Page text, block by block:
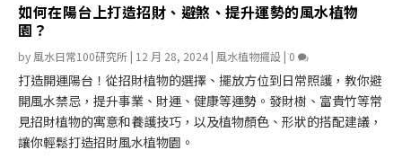
如何在陽台上打造招財、避煞、提升運勢的風水植物
園？
by 風水日常100研究所 | 12 月 28, 2024 | 風水植物擺設 | 0
打造開運陽台！從招財植物的選擇、擺放方位到日常照護，教你避
開風水禁忌，提升事業、財運、健康等運勢。發財樹、富貴竹等常
見招財植物的寓意和養護技巧，以及植物顏色、形狀的搭配建議，
讓你輕鬆打造招財風水植物園。